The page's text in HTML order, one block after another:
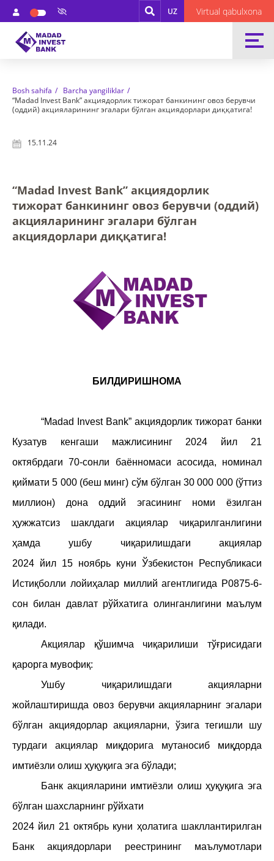
UZ Virtual qabulxona
Bosh sahifa
Barcha yangiliklar
“Madad Invest Bank” акциядорлик тижорат банкининг овоз берувчи
(оддий) акцияларининг эгалари бўлган акциядорлари диққатига!
15.11.24
“Madad Invest Bank” акциядорлик
тижорат банкининг овоз берувчи (оддий)
акцияларининг эгалари бўлган
акциядорлари диққатига!
БИЛДИРИШНОМА
“Madad Invest Bank” акциядорлик тижорат банки
Кузатув кенгаши мажлисининг 2024 йил 21
октябрдаги70-сонли баённомаси асосида, номинал
қиймати 5 000 (беш минг) сўм бўлган 30 000 000 (ўттиз
миллион) дона оддий эгасининг номи ёзилган
ҳужжатсиз шаклдаги акциялар чиқарилганлигини
ҳамда ушбу чиқарилишдаги акциялар
2024 йил 15 ноябрь куни Ўзбекистон Республикаси
Истиқболли лойиҳалар миллий агентлигида Р0875-6-
сон билан давлат рўйхатига олинганлигини маълум
қилади.
Акциялар қўшимча чиқарилиши тўғрисидаги
қарорга мувофиқ:
Ушбу чиқарилишдаги акцияларни
жойлаштиришда овоз берувчи акцияларнинг эгалари
бўлган акциядорлар акцияларни, ўзига тегишли шу
турдаги акциялар миқдорига мутаносиб миқдорда
имтиёзли олиш ҳуқуқига эга бўлади;
Банк акцияларини имтиёзли олиш ҳуқуқига эга
бўлган шахсларнинг рўйхати
2024 йил 21 октябрь куни ҳолатига шакллантирилган
Банк акциядорлари реестрининг маълумотлари